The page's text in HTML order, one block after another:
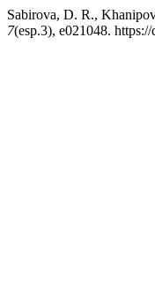
Sabirova, D. R.,
7(esp.3), e021048.